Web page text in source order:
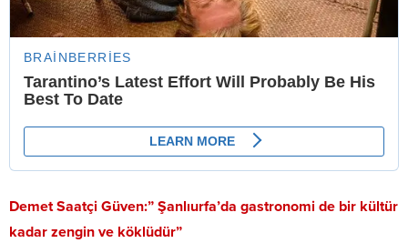
Demet Saatçi Güven:” Şanlıurfa’da gastronomi de bir kültür
kadar zengin ve köklüdür”